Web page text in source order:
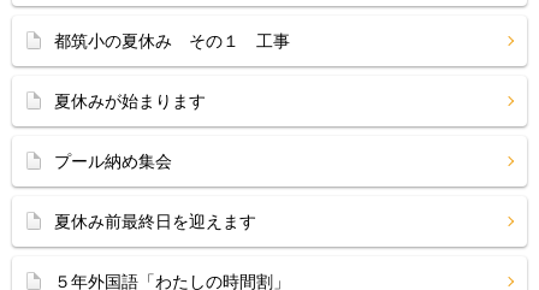
都筑小の夏休み その１ 工事
夏休みが始まります
プール納め集会
夏休み前最終日を迎えます
５年外国語「わたしの時間割」